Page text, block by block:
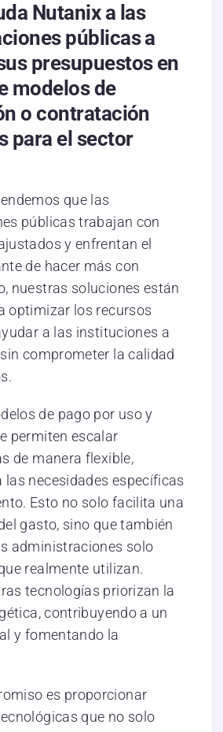
Nutanix a las
públicas a
presupuestos en
modelos de
o contratación
para el sector
que las
públicas trabajan con
y enfrentan el
de hacer más con
nuestras soluciones están
optimizar los recursos
a las instituciones a
comprometer la calidad
de pago por uso y
permiten escalar
de manera flexible,
las necesidades específicas
Esto no solo facilita una
gasto, sino que también
administraciones solo
realmente utilizan.
tecnologías priorizan la
contribuyendo a un
y fomentando la
es proporcionar
que no solo